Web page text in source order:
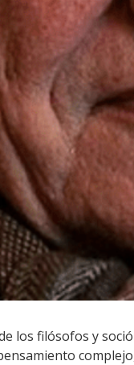
los filósofos y